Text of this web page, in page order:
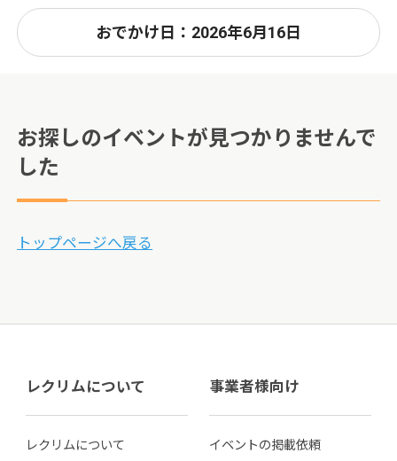
おでかけ日：2026年6月16日
お探しのイベントが見つかりませんで
した
トップページへ戻る
レクリムについて
レクリムについて
事業者様向け
イベントの掲載依頼